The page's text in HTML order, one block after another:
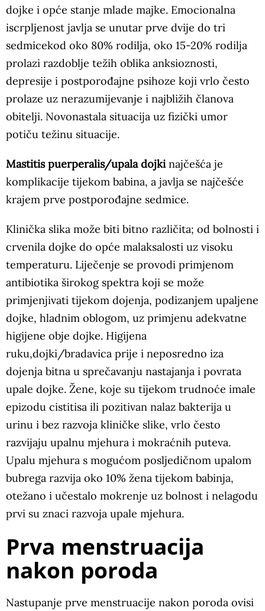
dojke i opće stanje mlade majke. Emocionalna
iscrpljenost javlja se unutar prve dvije do tri
sedmicekod oko 80% rodilja, oko 15-20% rodilja
prolazi razdoblje težih oblika anksioznosti,
depresije i postporođajne psihoze koji vrlo često
prolaze uz nerazumijevanje i najbližih članova
obitelji. Novonastala situacija uz fizički umor
potiču težinu situacije.
Mastitis puerperalis/upala dojkinajčešća je
komplikacije tijekom babina, a javlja se najčešće
krajem prve postporođajne sedmice.
Klinička slika može biti bitno različita; od bolnosti i
crvenila dojke do opće malaksalosti uz visoku
temperaturu. Liječenje se provodi primjenom
antibiotika širokog spektra koji se može
primjenjivati tijekom dojenja, podizanjem upaljene
dojke, hladnim oblogom, uz primjenu adekvatne
higijene obje dojke. Higijena
ruku,dojki/bradavica prije i neposredno iza
dojenja bitna u sprečavanju nastajanja i povrata
upale dojke. Žene, koje su tijekom trudnoće imale
epizodu cistitisa ili pozitivan nalaz bakterija u
urinu i bez razvoja kliničke slike, vrlo često
razvijaju upalnu mjehura i mokraćnih puteva.
Upalu mjehura s mogućom posljedičnom upalom
bubrega razvija oko 10% žena tijekom babinja,
otežano i učestalo mokrenje uz bolnost i nelagodu
prvi su znaci razvoja upale mjehura.
Prva menstruacija
nakon poroda
Nastupanje prve menstruacije nakon poroda ovisi